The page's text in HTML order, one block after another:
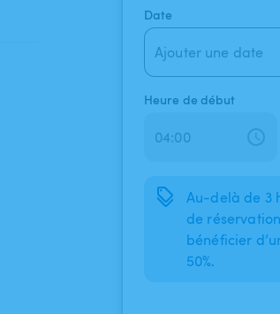
Date
Ajouter une date
Heure de début
Au-delà de 3
de
bénéficier
50%.